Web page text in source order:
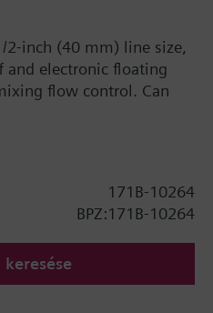
2-inch (40 mm) line size,
and electronic floating
flow control. Can
coil units, unit
171B-10264
BPZ:171B-10264